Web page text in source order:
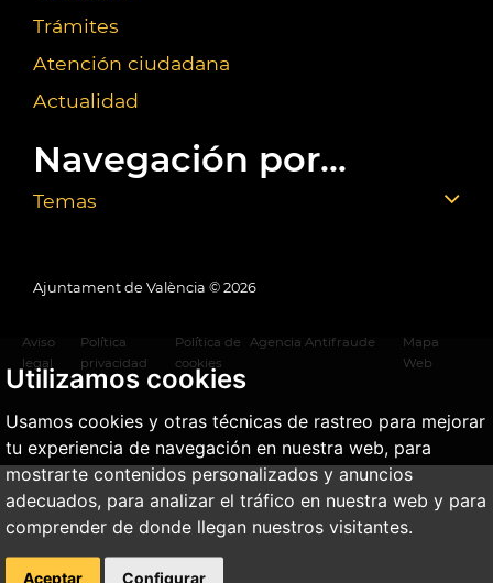
Utilizamos cookies
Usamos cookies y otras técnicas de rastreo para mejorar
tu experiencia de navegación en nuestra web, para
mostrarte contenidos personalizados y anuncios
adecuados, para analizar el tráfico en nuestra web y para
comprender de donde llegan nuestros visitantes.
Aceptar Configurar
Trámites
Atención ciudadana
Actualidad
Navegación por...
Temas
Ajuntament de València © 2026
Aviso
legal
Política
privacidad
Política de
cookies
Agencia Antifraude
Mapa
Web